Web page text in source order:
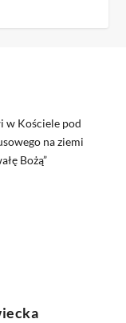
w Kościele pod
na ziemi
Bożą”